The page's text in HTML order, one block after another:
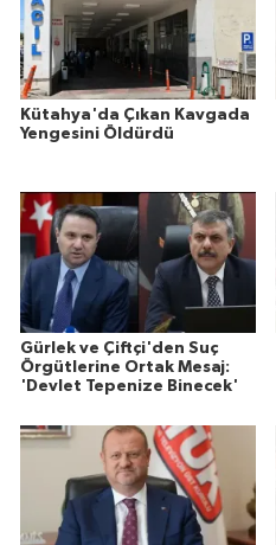
Kütahya'da Çıkan Kavgada
Yengesini Öldürdü
Gürlek ve Çiftçi'den Suç
Örgütlerine Ortak Mesaj:
'Devlet Tepenize Binecek'